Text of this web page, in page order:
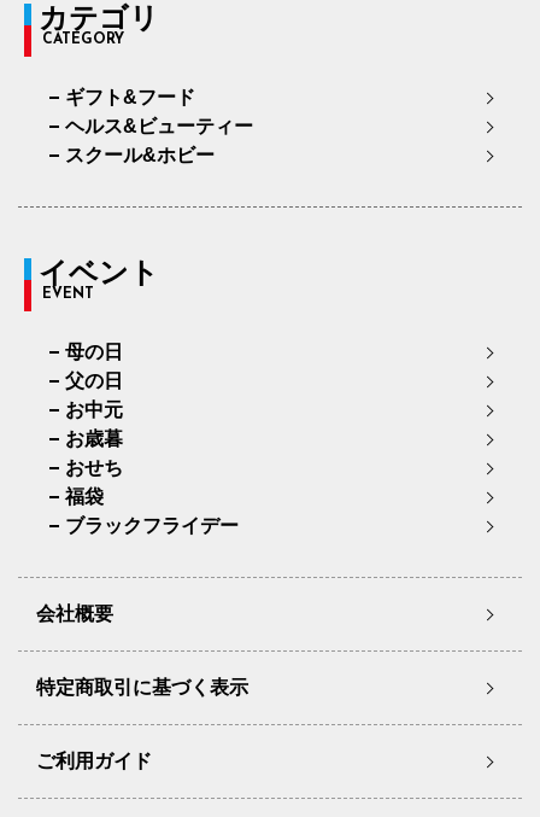
カテゴリ
CATEGORY
ギフト&フード
ヘルス&ビューティー
スクール&ホビー
イベント
EVENT
母の日
父の日
お中元
お歳暮
おせち
福袋
ブラックフライデー
会社概要
特定商取引に基づく表示
ご利用ガイド